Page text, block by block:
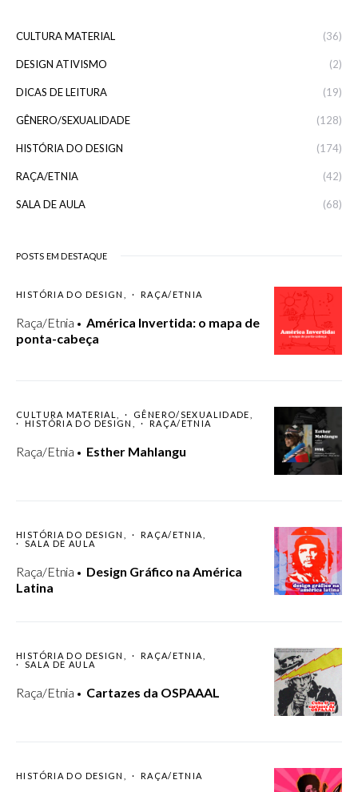
CULTURA MATERIAL (36)
DESIGN ATIVISMO (2)
DICAS DE LEITURA (19)
GÊNERO/SEXUALIDADE (128)
HISTÓRIA DO DESIGN (174)
RAÇA/ETNIA (42)
SALA DE AULA (68)
POSTS EM DESTAQUE
HISTÓRIA DO DESIGN RAÇA/ETNIA
Raça/Etnia
América Invertida: o mapa de
ponta-cabeça
CULTURA MATERIAL
GÊNERO/SEXUALIDADE
HISTÓRIA DO DESIGN
RAÇA/ETNIA
Raça/Etnia Esther Mahlangu
HISTÓRIA DO DESIGN
RAÇA/ETNIA
SALA DE AULA
Raça/Etnia
Design Gráfico na América
Latina
HISTÓRIA DO DESIGN
RAÇA/ETNIA
SALA DE AULA
Raça/Etnia Cartazes da OSPAAAL
HISTÓRIA DO DESIGN RAÇA/ETNIA